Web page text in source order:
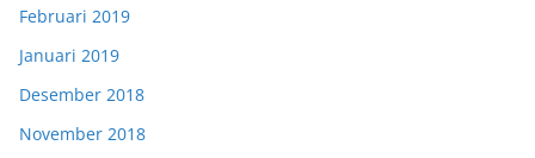
Februari 2019
Januari 2019
Desember 2018
November 2018